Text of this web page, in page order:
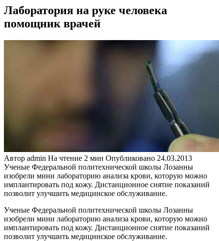
Лаборатория на руке человека
помощник врачей
Автор admin На чтение 2 мин Опубликовано 24.03.2013
Ученые Федеральной политехнической школы Лозанны
изобрели мини лабораторию анализа крови, которую можно
имплантировать под кожу. Дистанционное снятие показаний
позволит улучшить медицинское обслуживание.
Ученые Федеральной политехнической школы Лозанны
изобрели мини лабораторию анализа крови, которую можно
имплантировать под кожу. Дистанционное снятие показаний
позволит улучшить медицинское обслуживание.